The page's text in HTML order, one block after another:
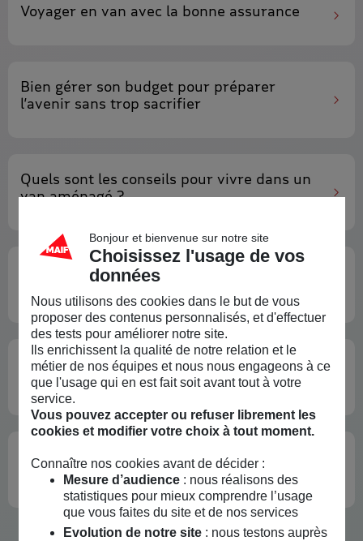
Voyager en van avec la bonne assurance
Bien gérer son budget pour préparer
l’avenir sans trop sacrifier
Quels sont les conseils pour vivre dans un
van aménagé?
Commentpréparer un projet
Préparer vos finances pourdevenir
propriétaire
Vous rêvez d’un grand voyage ? Voici
comment le financer
Bonjour et bienvenue sur notre site
Choisissez l'usage de vos
données
Nous utilisons des cookies dans le but de vous
proposer des contenus personnalisés, et d'effectuer
des tests pour améliorer notre site.
Ils enrichissent la qualité de notre relation et le
métier de nos équipes et nous nous engageons à ce
que l'usage qui en est fait soit avant tout à votre
service.
Vous pouvez accepter ou refuser librement les
cookies et modifier votre choix à tout moment.
Connaître nos cookies avant de décider :
Mesure d’audience: nous réalisons des
statistiques pour mieux comprendre l’usage
que vous faites du site et de nos services
Evolution de notre site: nous testons auprès